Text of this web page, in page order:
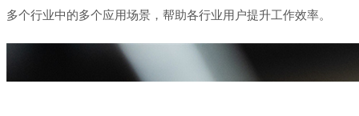
多个行业中的多个应用场景，帮助各行业用户提升工作效率。